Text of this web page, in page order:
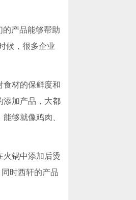
的产品能够帮助
候，很多企业
食材的保鲜度和
添加产品，大都
够就像鸡肉、
火锅中添加后烫
时西轩的产品